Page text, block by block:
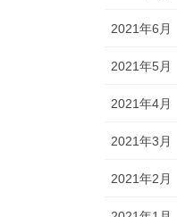
2021年6月
2021年5月
2021年4月
2021年3月
2021年2月